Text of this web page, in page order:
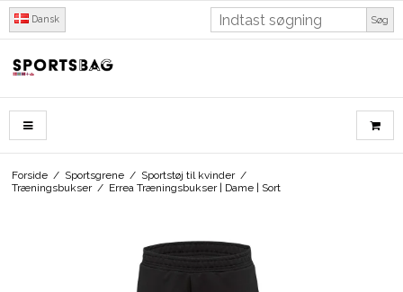
Dansk Søg
Forside / Sportsgrene / Sportstøj til kvinder /
Træningsbukser / Errea Træningsbukser | Dame | Sort